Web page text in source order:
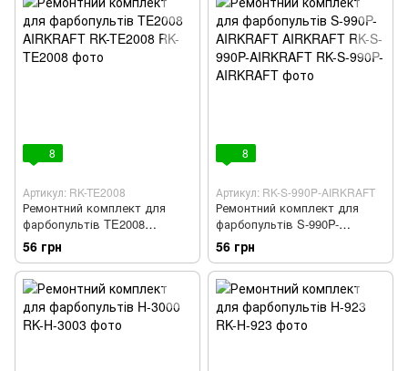
8
Артикул: RK-TE2008
Ремонтний комплект для
фарбопультів TE2008
AIRKRAFT RK-TE2008
56 грн
8
Артикул: RK-S-990P-AIRKRAFT
Ремонтний комплект для
фарбопультів S-990P-
AIRKRAFT AIRKRAFT RK-S-
990P-AIRKRAFT
56 грн